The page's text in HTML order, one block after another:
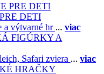
DETI
a výtvarné hr ... viac
FIGÚRKY A
Safari zviera ... viac